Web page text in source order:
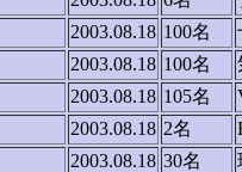
2003.08.18 100名
2003.08.18 100名
2003.08.18 105名
2003.08.18 2名
2003.08.18 30名